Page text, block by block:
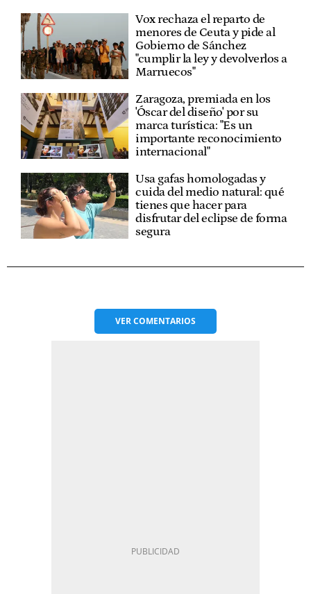
Vox rechaza el reparto de
menores de Ceuta y pide al
Gobierno de Sánchez
"cumplir la ley y devolverlos a
Marruecos"
Zaragoza, premiada en los
'Óscar del diseño' por su
marca turística: "Es un
importante reconocimiento
internacional"
Usa gafas homologadas y
cuida del medio natural: qué
tienes que hacer para
disfrutar del eclipse de forma
segura
VERCOMENTARIOS